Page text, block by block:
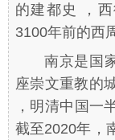
的建都史 ，
3100年前的西
南京是国
座崇文重教的
，明清中国一
截至2020年，